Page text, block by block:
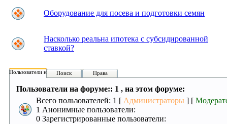
Оборудование для посева и подготовки семян
Насколько реальна ипотека с субсидированной
ставкой?
Пользователи на форуме:
Поиск Права
Пользователи на форуме:: 1 , на этом форуме:
Всего пользователей: 1 [ Администраторы ] [
1 Анонимные пользователи:
0 Зарегистрированные пользователи: